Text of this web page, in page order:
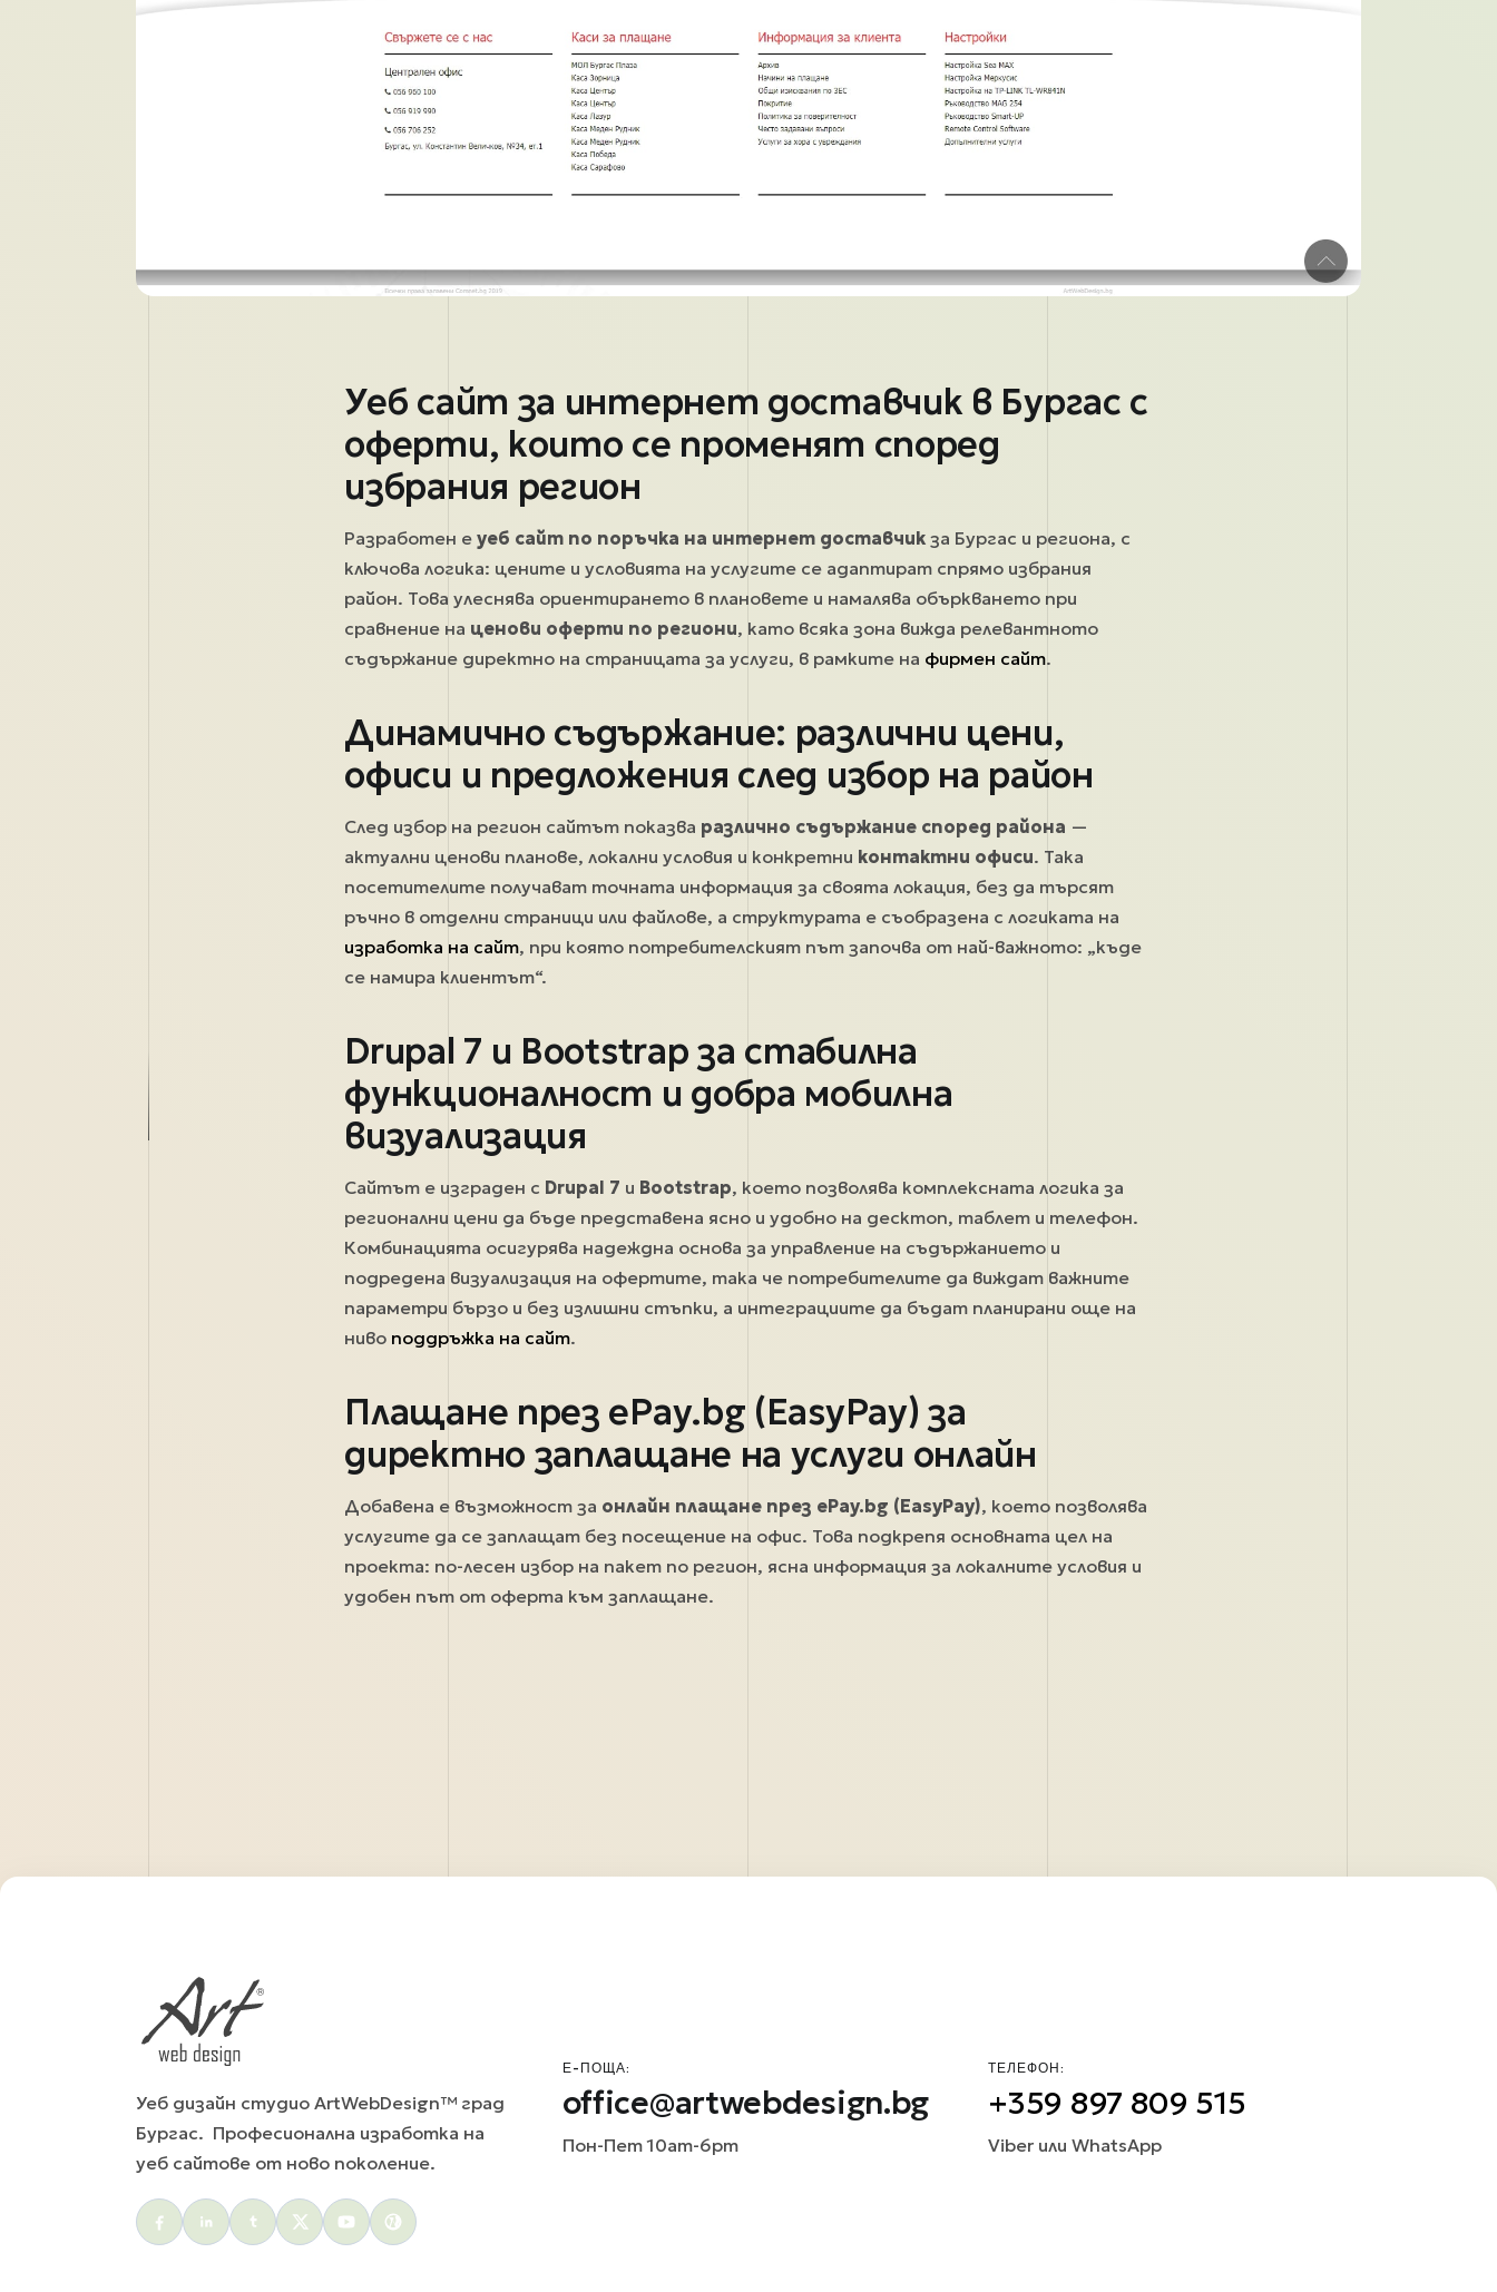
Уеб сайт за интернет доставчик в Бургас с
оферти, които се променят според
избрания регион
Разработен еуеб сайт по поръчка на интернет доставчик за Бургас и региона, с
ключова логика: цените и условията на услугите се адаптират спрямо избрания
район. Това улеснява ориентирането в плановете и намалява объркването при
сравнение на ценови оферти по региони, като всяка зона вижда релевантното
съдържание директно на страницата за услуги, в рамките на фирмен сайт.
Динамично съдържание: различни цени,
офиси и предложения след избор на район
След избор на регион сайтът показва различно съдържание според района —
актуални ценови планове, локални условия и конкретни контактни офиси. Така
посетителите получават точната информация за своята локация, без да търсят
ръчно в отделни страници или файлове, а структурата е съобразена с логиката на
изработка на сайт, при която потребителският път започва от най-важното: „къде
се намира клиентът“.
Drupal 7 и Bootstrap за стабилна
функционалност и добра мобилна
визуализация
Сайтът е изграден с Drupal 7 и Bootstrap, което позволява комплексната логика за
регионални цени да бъде представена ясно и удобно на десктоп, таблет и телефон.
Комбинацията осигурява надеждна основа за управление на съдържанието и
подредена визуализация на офертите, така че потребителите да виждат важните
параметри бързо и без излишни стъпки, а интеграциите да бъдат планирани още на
ниво поддръжка на сайт.
Плащане през ePay.bg (EasyPay) за
директно заплащане на услуги онлайн
Добавена е възможност за онлайн плащане през ePay.bg (EasyPay), което позволява
услугите да се заплащат без посещение на офис. Това подкрепя основната цел на
проекта: по-лесен избор на пакет по регион, ясна информация за локалните условия и
удобен път от оферта към заплащане.
Уеб дизайн студио ArtWebDesign™ град
Бургас. Професионална изработка на
уеб сайтове от ново поколение.
Social menu
Е-ПОЩА:
office@artwebdesign.bg
Пон-Пет 10am-6pm
ТЕЛЕФОН:
+359 897 809 515
Viber или WhatsApp